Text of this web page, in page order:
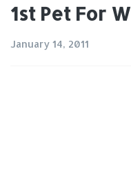
1st Pet For
January 14, 2011